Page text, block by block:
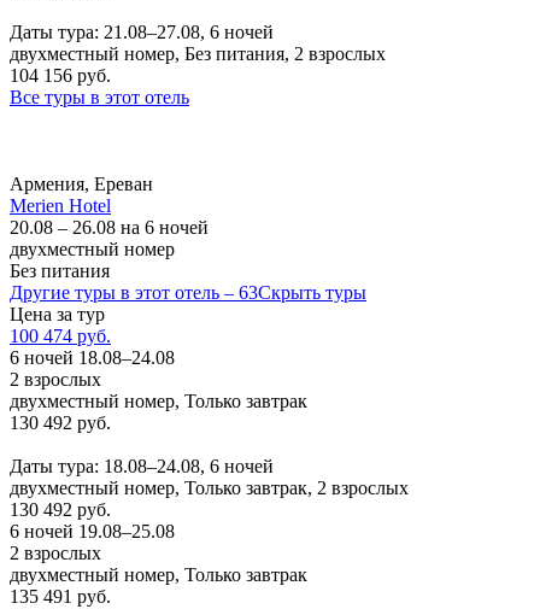
Даты тура: 21.08–27.08, 6 ночей
двухместный номер, Без питания, 2 взрослых
104 156 руб.
Все туры в этот отель
Армения, Ереван
Merien Hotel
20.08 – 26.08 на 6 ночей
двухместный номер
Без питания
Другие туры в этот отель – 63Скрыть туры
Цена за тур
100 474 руб.
6 ночей 18.08–24.08
2 взрослых
двухместный номер, Только завтрак
130 492 руб.
Даты тура: 18.08–24.08, 6 ночей
двухместный номер, Только завтрак, 2 взрослых
130 492 руб.
6 ночей 19.08–25.08
2 взрослых
двухместный номер, Только завтрак
135 491 руб.